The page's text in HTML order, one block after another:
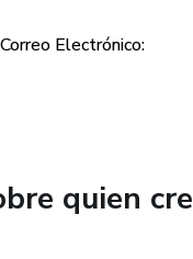
Electrónico:
quien